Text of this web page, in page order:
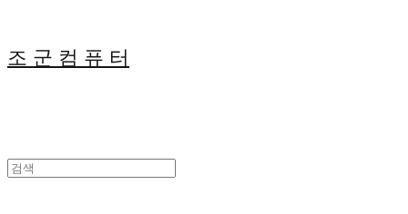
조 군 컴 퓨 터